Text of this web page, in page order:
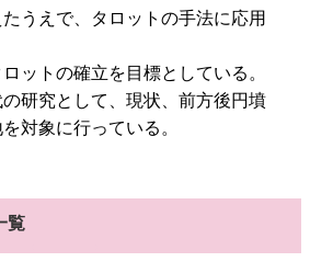
うえで、タロットの手法に応用
ットの確立を目標としている。
研究として、現状、前方後円墳
対象に行っている。
覧